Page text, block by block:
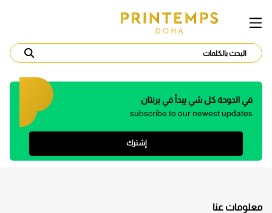
في الدوحة كل شي يبدأ في برنتان
subscribe to our newest updates
إشترك
معلومات عنا